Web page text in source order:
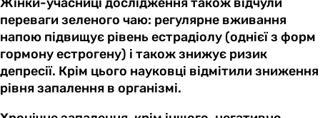
переваги зеленого чаю: регулярне вживання
напою підвищує рівень естрадіолу (однієї з форм
гормону естрогену) і також знижує ризик
депресії. Крім цього науковці відмітили зниження
рівня запалення в організмі.